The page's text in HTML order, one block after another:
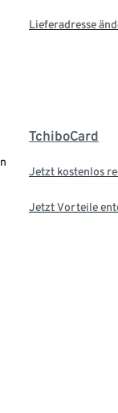
Lieferadresse
TchiboCard
Jetzt kostenlos
Jetzt Vorteile